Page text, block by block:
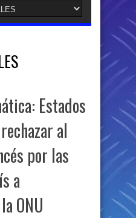
Estados
al
por las
a
ONU